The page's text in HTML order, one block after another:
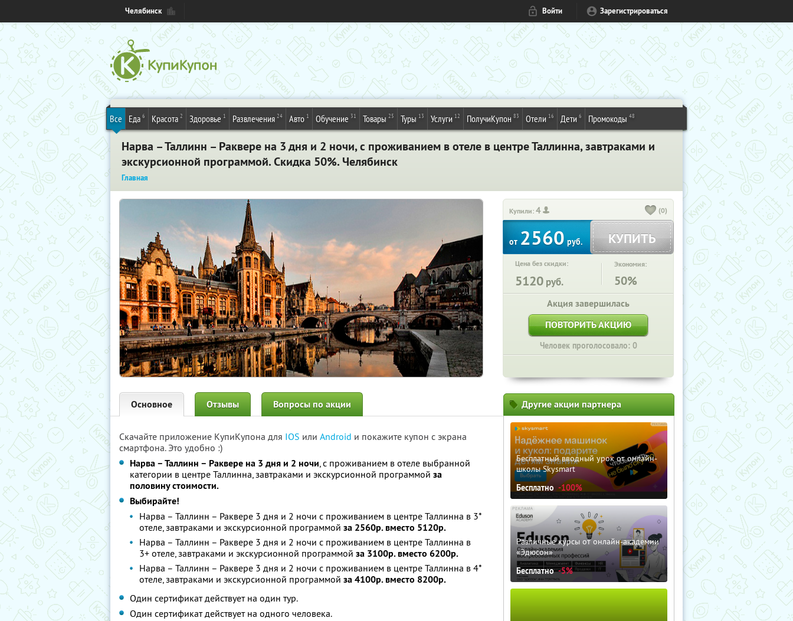
Челябинск Войти Зарегистрироваться
Все Еда 6 Красота 2 Здоровье 1 Развлечения 24 Авто 1 Обучение 31 Товары 25 Туры 13 Услуги 12 ПолучиКупон 83 Отели 16 Дети 6 Промокоды 48
Нарва – Таллинн – Раквере на 3 дня и 2 ночи, с проживанием в отеле в центре Таллинна, завтраками и
экскурсионной программой. Скидка 50%. Челябинск
Главная
Купили:4 (0)
от 2560 руб. КУПИТЬ
Цена без скидки:
5120 руб.
Экономия:
50%
Акция завершилась
ПОВТОРИТЬ АКЦИЮ
Человек проголосовало: 0
Основное Отзывы Вопросы по акции
Скачайте приложение КупиКупона для IOS или Android и покажите купон с экрана
смартфона. Это удобно :)
Нарва – Таллинн – Раквере на 3 дня и 2 ночи, с проживанием в отеле выбранной
категории в центре Таллинна, завтраками и экскурсионной программой за
половину стоимости.
Выбирайте!
Нарва – Таллинн – Раквере 3 дня и 2 ночи с проживанием в центре Таллинна в 3*
отеле, завтраками и экскурсионной программой за 2560р. вместо 5120р.
Нарва – Таллинн – Раквере 3 дня и 2 ночи с проживанием в центре Таллинна в
3+ отеле, завтраками и экскурсионной программой за 3100р. вместо 6200р.
Нарва – Таллинн – Раквере 3 дня и 2 ночи с проживанием в центре Таллинна в 4*
отеле, завтраками и экскурсионной программой за 4100р. вместо 8200р.
Один сертификат действует на один тур.
Один сертификат действует на одного человека.
Другие акции партнера
Бесплатный вводный урок от онлайн-
школы Skysmart
Бесплатно -100%
Различные курсы от онлайн-академии
«Эдюсон»
Бесплатно -5%